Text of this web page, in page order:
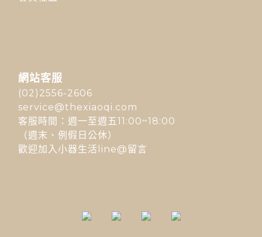
網站客服
(02)2556-2606
service@thexiaoqi.com
客服時間：週一至週五11:00~18:00
（週末、例假日公休）
歡迎加入小器生活line@留言